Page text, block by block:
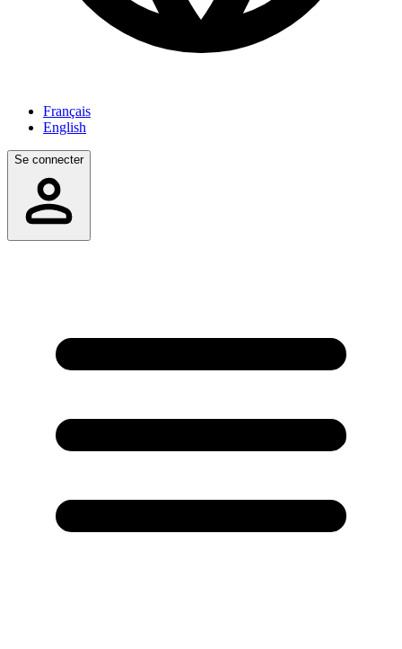
Français
English
Se connecter